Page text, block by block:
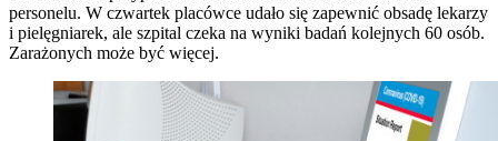
personelu. W czwartek placówce udało się zapewnić obsadę lekarzy
i pielęgniarek, ale szpital czeka na wyniki badań kolejnych 60 osób.
Zarażonych może być więcej.